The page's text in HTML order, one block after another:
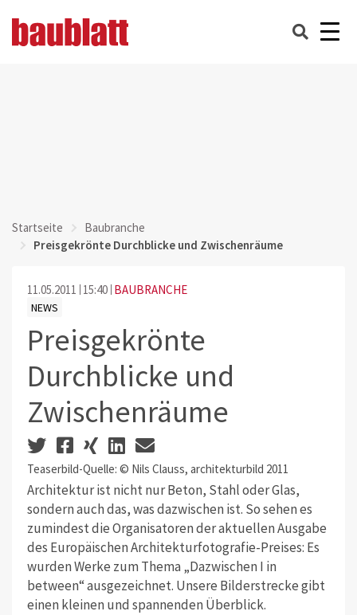
Startseite
Baubranche
Preisgekrönte Durchblicke und Zwischenräume
11.05.2011 15:40 BAUBRANCHE
NEWS
Preisgekrönte
Durchblicke und
Zwischenräume
Teaserbild-Quelle: © Nils Clauss, architekturbild 2011
Architektur ist nicht nur Beton, Stahl oder Glas,
sondern auch das, was dazwischen ist. So sehen es
zumindest die Organisatoren der aktuellen Ausgabe
des Europäischen Architekturfotografie-Preises: Es
wurden Werke zum Thema „Dazwischen I in
between“ ausgezeichnet. Unsere Bilderstrecke gibt
einen kleinen und spannenden Überblick.